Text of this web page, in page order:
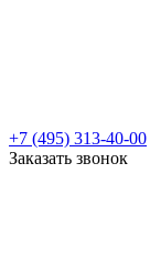
+7 (495) 313-40-00
Заказать звонок